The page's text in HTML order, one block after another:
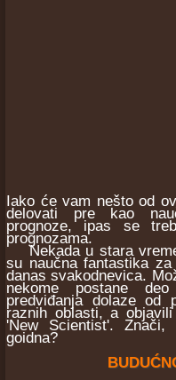
Iako će vam nešto od
delovati pre kao
prognoze, ipas se
prognozama.
Nekada u stara
su naučna fantastika
danas svakodnevica.
nekome postane
predviđanja dolaze od
raznih oblasti, a
'New Scientist'.
goidna?